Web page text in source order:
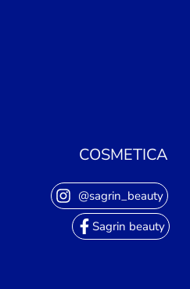
COSMETICA
@sagrin_beauty
Sagrin beauty